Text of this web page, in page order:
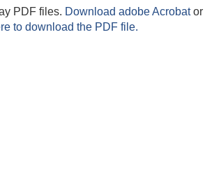
PDF files. Download adobe Acrobator
to download the PDF file.